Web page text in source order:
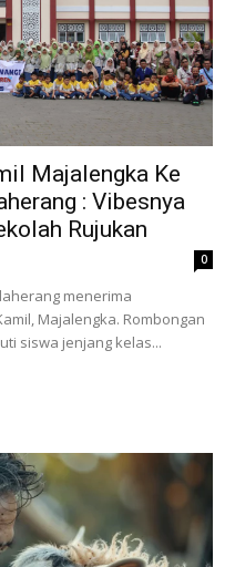
Majalengka Ke
: Vibesnya
Rujukan
0
menerima
Majalengka. Rombongan
siswa jenjang kelas...